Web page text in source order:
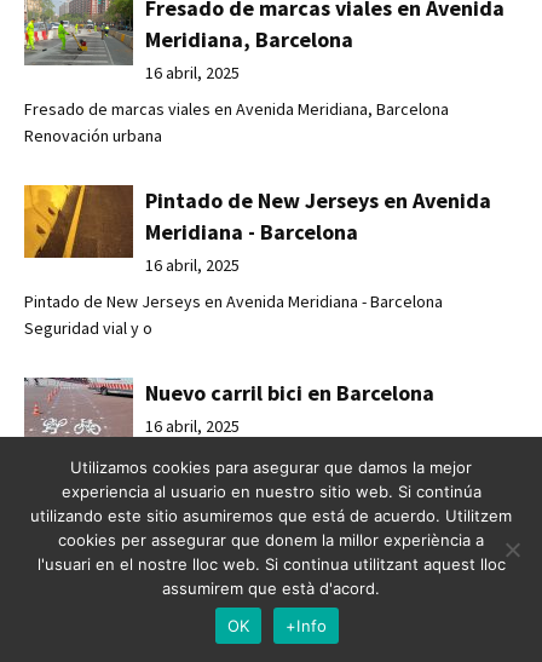
Fresado de marcas viales en Avenida
Meridiana, Barcelona
16 abril, 2025
Fresado de marcas viales en Avenida Meridiana, Barcelona
Renovación urbana
Pintado de New Jerseys en Avenida
Meridiana - Barcelona
16 abril, 2025
Pintado de New Jerseys en Avenida Meridiana - Barcelona
Seguridad vial y o
Nuevo carril bici en Barcelona
16 abril, 2025
Nuevo carril bici en Barcelona Impulsando la movilidad urbana:
Crossbasa r
Seguridad y accesibilidad urbana con
Crossbasa
12 marzo, 2025
Utilizamos cookies para asegurar que damos la mejor
experiencia al usuario en nuestro sitio web. Si continúa
utilizando este sitio asumiremos que está de acuerdo. Utilitzem
cookies per assegurar que donem la millor experiència a
l'usuari en el nostre lloc web. Si continua utilitzant aquest lloc
assumirem que està d'acord.
OK
+Info